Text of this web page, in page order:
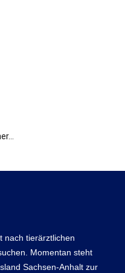
nach tierärztlichen
Momentan steht
Sachsen-Anhalt zur